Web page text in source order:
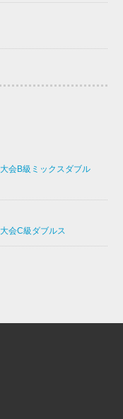
会B級ミックスダブル
会C級ダブルス